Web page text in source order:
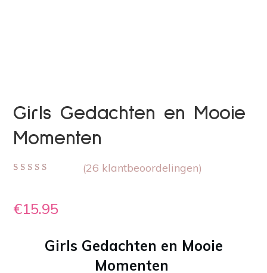
Girls Gedachten en Mooie
Momenten
klant
waarderingen
(26 klantbeoordelingen)
€15.95
Girls Gedachten en Mooie
Momenten